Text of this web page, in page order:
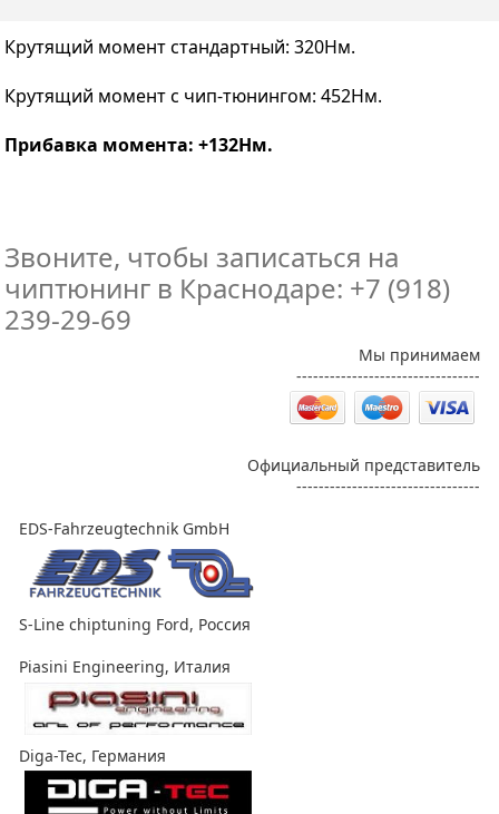
Крутящий момент стандартный: 320Нм.
Крутящий момент с чип-тюнингом: 452Нм.
Прибавка момента: +132Нм.
Звоните, чтобы записаться на
чиптюнинг в Краснодаре: +7 (918)
239-29-69
Мы принимаем
---------------------------------
Официальный представитель
---------------------------------
EDS-Fahrzeugtechnik GmbH
S-Line chiptuning Ford, Россия
Piasini Engineering, Италия
Diga-Tec, Германия